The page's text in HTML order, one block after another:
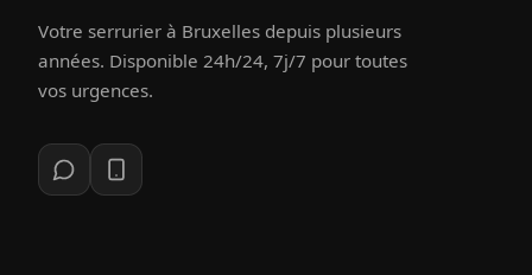
Votre serrurier à Bruxelles depuis plusieurs
années. Disponible 24h/24, 7j/7 pour toutes
vos urgences.